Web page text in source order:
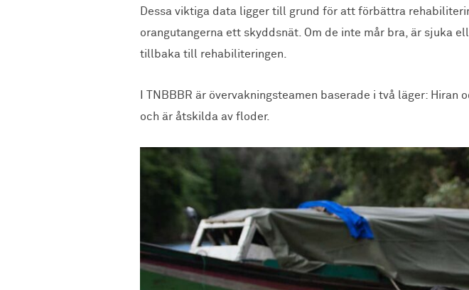
Dessa viktiga data ligger till grund för att förbättra
orangutangerna ett skyddsnät. Om de inte mår bra, är sjuka
tillbaka till rehabiliteringen.
I TNBBBR är övervakningsteamen baserade i två läger:
och är åtskilda av floder.